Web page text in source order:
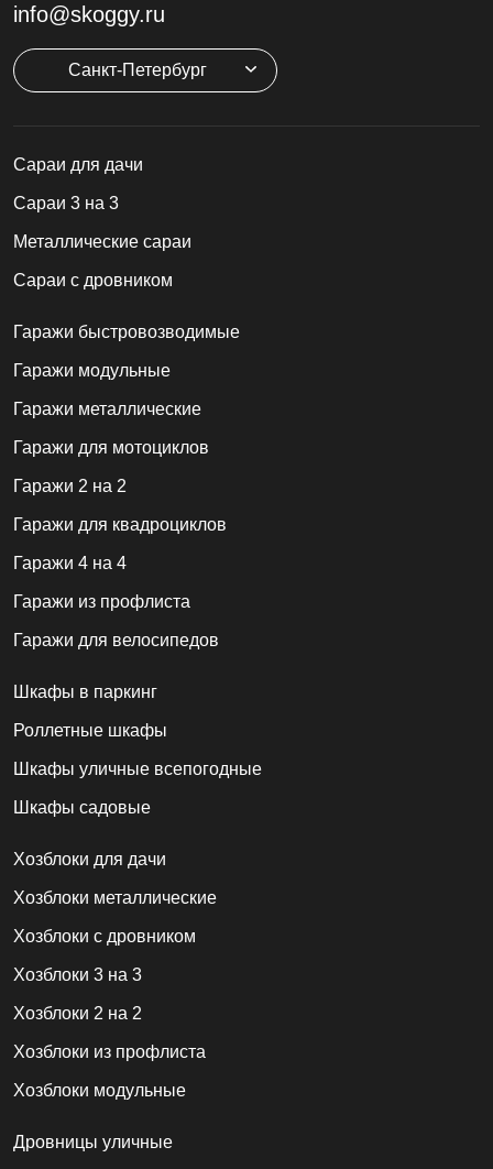
info@skoggy.ru
Санкт-Петербург
Cараи для дачи
Сараи 3 на 3
Металлические сараи
Сараи с дровником
Гаражи быстровозводимые
Гаражи модульные
Гаражи металлические
Гаражи для мотоциклов
Гаражи 2 на 2
Гаражи для квадроциклов
Гаражи 4 на 4
Гаражи из профлиста
Гаражи для велосипедов
Шкафы в паркинг
Роллетные шкафы
Шкафы уличные всепогодные
Шкафы садовые
Хозблоки для дачи
Хозблоки металлические
Хозблоки с дровником
Хозблоки 3 на 3
Хозблоки 2 на 2
Хозблоки из профлиста
Хозблоки модульные
Дровницы уличные